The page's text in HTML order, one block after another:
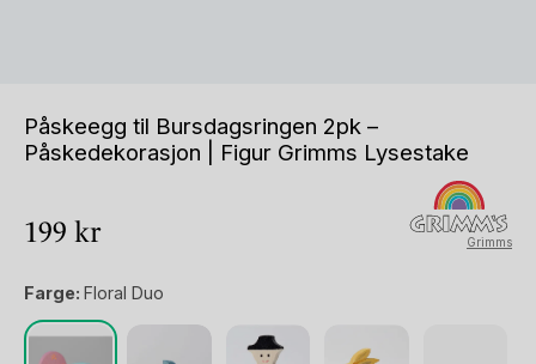
Påskeegg til Bursdagsringen 2pk –
Påskedekorasjon | Figur Grimms Lysestake
199 kr Grimms
Farge: Floral Duo